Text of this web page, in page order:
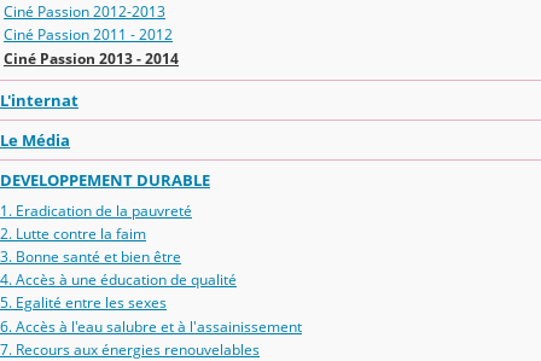
Ciné Passion 2012-2013
Ciné Passion 2011 - 2012
Ciné Passion 2013 - 2014
L'internat
Le Média
DEVELOPPEMENT DURABLE
1. Eradication de la pauvreté
2. Lutte contre la faim
3. Bonne santé et bien être
4. Accès à une éducation de qualité
5. Egalité entre les sexes
6. Accès à l'eau salubre et à l'assainissement
7. Recours aux énergies renouvelables